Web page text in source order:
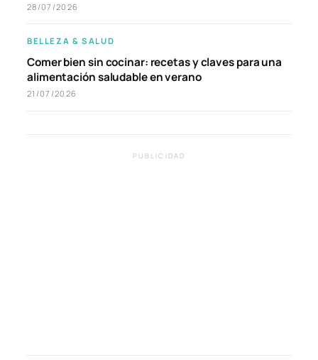
28/07/2026
BELLEZA & SALUD
Comer bien sin cocinar: recetas y claves para una
alimentación saludable en verano
21/07/2026
PUBLICIDAD